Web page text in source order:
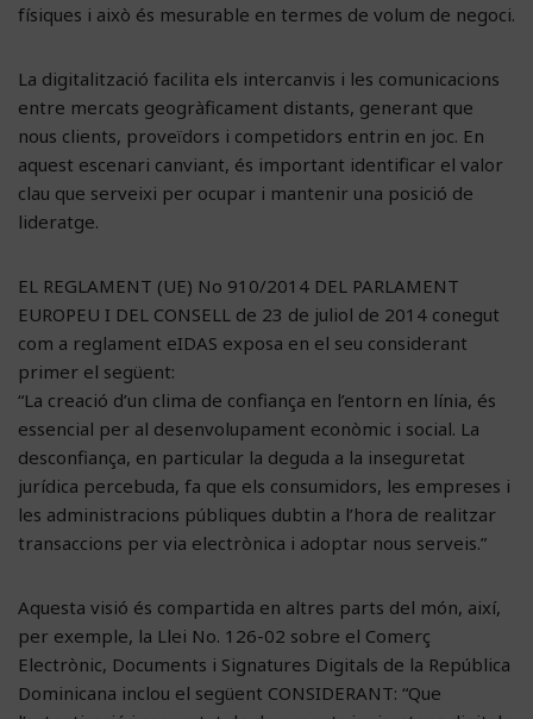
físiques i això és mesurable en termes de volum de negoci.
La digitalització facilita els intercanvis i les comunicacions
entre mercats geogràficament distants, generant que
nous clients, proveïdors i competidors entrin en joc. En
aquest escenari canviant, és important identificar el valor
clau que serveixi per ocupar i mantenir una posició de
lideratge.
EL REGLAMENT (UE) No 910/2014 DEL PARLAMENT
EUROPEU I DEL CONSELL de 23 de juliol de 2014 conegut
com a reglament eIDAS exposa en el seu considerant
primer el següent:
“La creació d’un clima de confiança en l’entorn en línia, és
essencial per al desenvolupament econòmic i social. La
desconfiança, en particular la deguda a la inseguretat
jurídica percebuda, fa que els consumidors, les empreses i
les administracions públiques dubtin a l’hora de realitzar
transaccions per via electrònica i adoptar nous serveis.”
Aquesta visió és compartida en altres parts del món, així,
per exemple, la Llei No. 126-02 sobre el Comerç
Electrònic, Documents i Signatures Digitals de la República
Dominicana inclou el següent CONSIDERANT: “Que